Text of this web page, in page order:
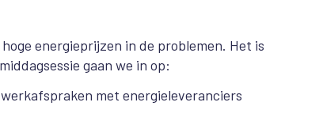
energieprijzen in de problemen. Het is
gaan we in op:
met energieleveranciers